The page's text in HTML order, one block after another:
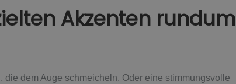
Akzenten rundum
dem Auge schmeicheln. Oder eine stimmungsvolle